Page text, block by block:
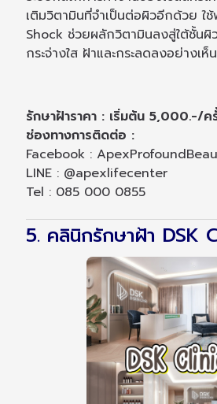
เติมวิตามินที่จำเป็นต่อผิวอีกด้วย ใ
Shock ช่วยผลักวิตามินลงสู่ใต้ชั้นผิ
กระจ่างใส ฝ้าและกระลดลงอย่างเห็
รักษาฝ้าราคา : เริ่มต้น 5,000.-/ค
ช่องทางการติดต่อ :
Facebook :
LINE : @apexlifecenter
Tel : 085 000 0855
5. คลินิกรักษาฝ้า DSK